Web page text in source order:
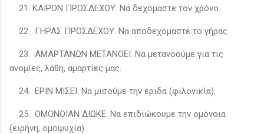
21. ΚΑΙΡΟΝ ΠΡΟΣΔΕΧΟΥ. Να δεχόμαστε τον χρόνο.
22. ΓΗΡΑΣ ΠΡΟΣΔΕΧΟΥ. Να αποδεχόμαστε το γήρας.
23. ΑΜΑΡΤΑΝΩΝ ΜΕΤΑΝΟΕΙ. Να μετανοούμε για τις
ανομίες, λάθη, αμαρτίες μας.
24. ΕΡΙΝ ΜΙΣΕΙ. Να μισούμε την έριδα (φιλονικία).
25. ΟΜΟΝΟΙΑΝ ΔΙΩΚΕ. Να επιδιώκουμε την ομόνοια
(ειρήνη, ομοψυχία).